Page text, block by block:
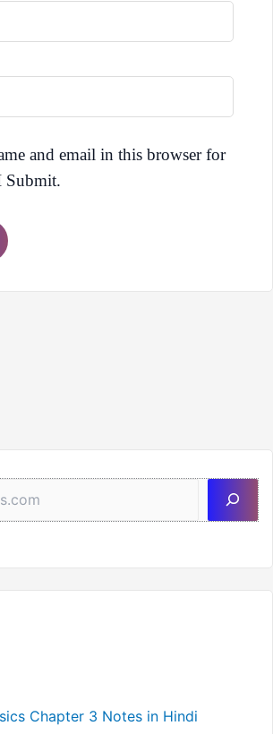
and email in this browser for
Submit.
Chapter 3 Notes in Hindi